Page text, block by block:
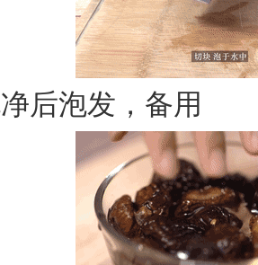
后泡发，备用